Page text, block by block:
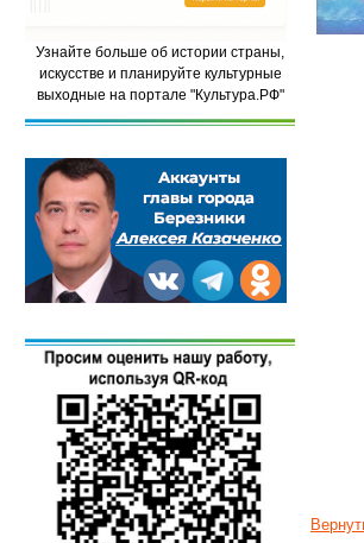
Узнайте больше об истории страны,
искусстве и планируйте культурные
выходные на портале "Культура.РФ"